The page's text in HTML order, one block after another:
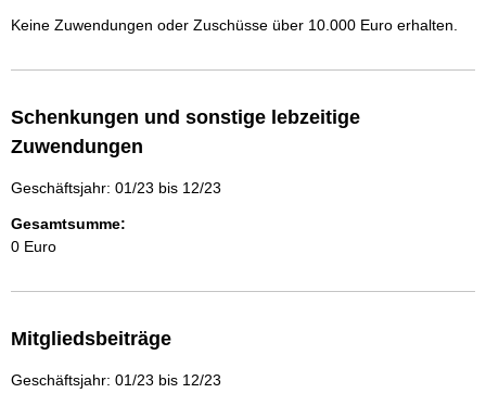
Keine Zuwendungen oder Zuschüsse über 10.000 Euro erhalten.
Schenkungen und sonstige lebzeitige
Zuwendungen
Geschäftsjahr: 01/23 bis 12/23
Gesamtsumme:
0 Euro
Mitgliedsbeiträge
Geschäftsjahr: 01/23 bis 12/23